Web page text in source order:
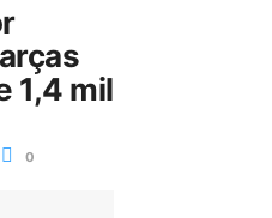
1,4 mil
0